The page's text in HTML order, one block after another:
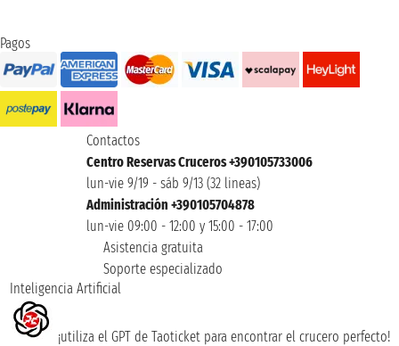
Pagos
Contactos
Centro Reservas Cruceros +390105733006
lun-vie 9/19 - sáb 9/13 (32 lineas)
Administración +390105704878
lun-vie 09:00 - 12:00 y 15:00 - 17:00
Asistencia gratuita
Soporte especializado
Inteligencia Artificial
¡utiliza el GPT de Taoticket para encontrar el crucero perfecto!